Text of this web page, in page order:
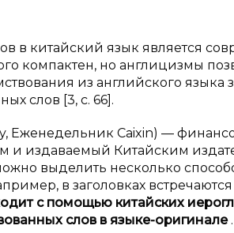
в китайский язык является
компактен, но англицизмы
из английского языка
слов [3, с. 66].
Еженедельник Caixin) —
и издаваемый Китайским
выделить несколько
в заголовках встречаются
с помощью китайских
слов вязыке-оригинале